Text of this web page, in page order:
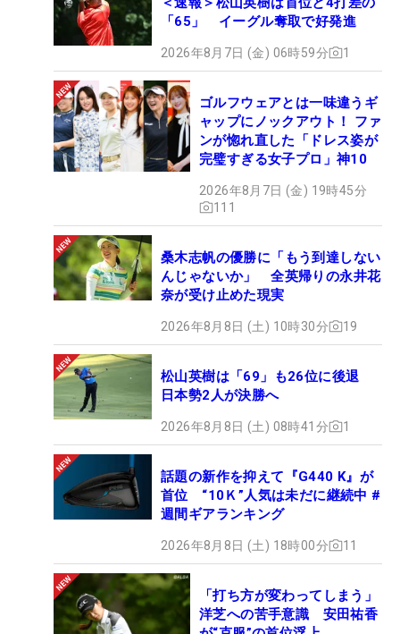
「65」 イーグル奪取で好発進
2026年8月7日 (金) 06時59分 1
ゴルフウェアとは一味違うギ
ャップにノックアウト！ ファ
ンが惚れ直した「ドレス姿が
完璧すぎる女子プロ」神10
2026年8月7日 (金) 19時45分
111
桑木志帆の優勝に「もう到達しない
んじゃないか」 全英帰りの永井花
奈が受け止めた現実
2026年8月8日 (土) 10時30分 19
松山英樹は「69」も26位に後退
日本勢2人が決勝へ
2026年8月8日 (土) 08時41分 1
話題の新作を抑えて『G440 K』が
首位 “10Ｋ”人気は未だに継続中 #
週間ギアランキング
2026年8月8日 (土) 18時00分 11
「打ち方が変わってしまう」
洋芝への苦手意識 安田祐香